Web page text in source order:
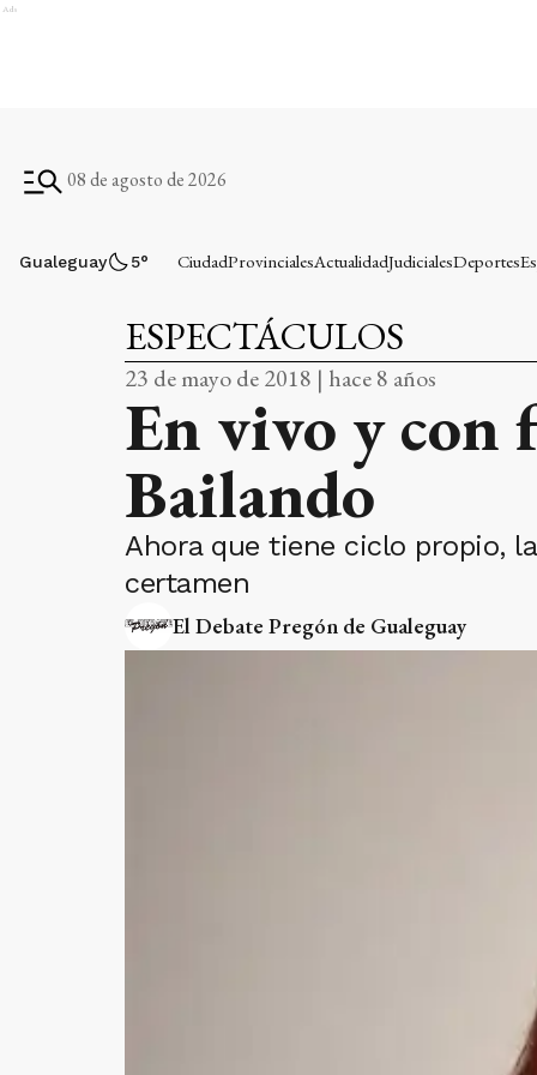
Ads
08 de agosto de 2026
Gualeguay 5° CiudadProvincialesActualidadJudicialesDeportes
ESPECTÁCULOS
23 de mayo de 2018 | hace 8 años
En vivo y con
Bailando
Ahora que tiene ciclo propio,
certamen
El Debate Pregón de Gualeguay